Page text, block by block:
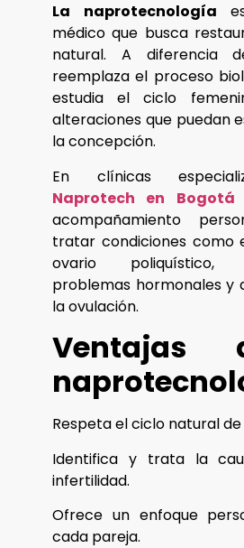
La naprotecnología
médico que busca
natural. A diferencia
reemplaza el proceso
estudia el ciclo
alteraciones que puedan
la concepción.
En clínicas
Naprotech en Bogotá
acompañamiento
tratar condiciones como
ovario poliquístico,
problemas hormonales y
la ovulación.
Respeta el ciclo natural de
Identifica y trata la
infertilidad.
Ofrece un enfoque
cada pareja.